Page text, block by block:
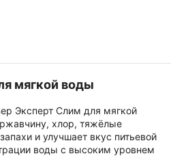
мягкой воды
Эксперт Слим для мягкой
хлор, тяжёлые
и улучшает вкус питьевой
воды с высоким уровнем